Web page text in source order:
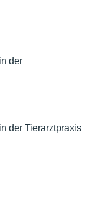
der
der Tierarztpraxis